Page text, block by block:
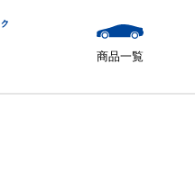
商品一覧